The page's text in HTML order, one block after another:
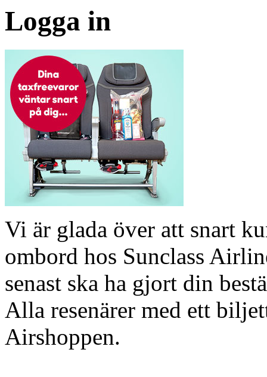
Logga in
Vi är glada över att snart
ombord hos Sunclass
senast ska ha gjort din
Alla resenärer med ett
Airshoppen.